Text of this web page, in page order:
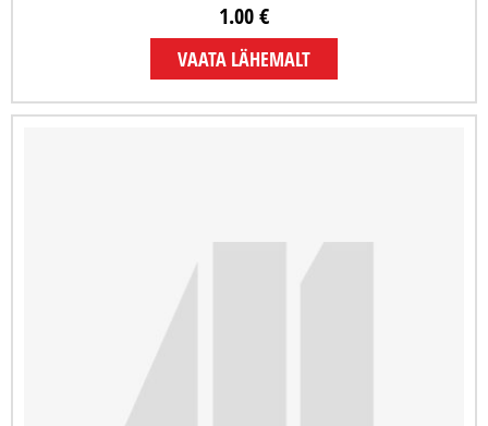
1.00 €
VAATA LÄHEMALT